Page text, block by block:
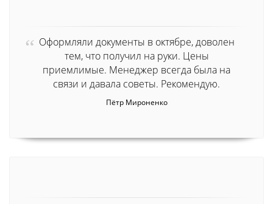
Оформляли документы в октябре, доволен
тем, что получил на руки. Цены
приемлимые. Менеджер всегда была на
связи и давала советы. Рекомендую.
Пётр Мироненко